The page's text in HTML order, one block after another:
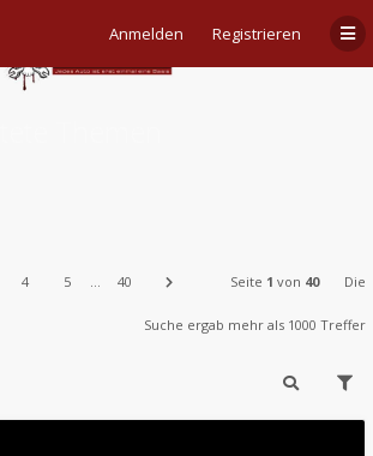
Anmelden Registrieren
4 5 … 40 Seite 1 von 40 Die
Suche ergab mehr als 1000 Treffer